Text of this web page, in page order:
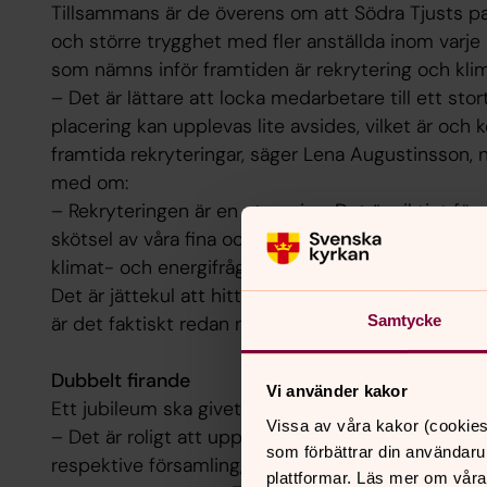
Samtycke
Vi använder kakor
Vissa av våra kakor
som förbättrar din
plattformar. Läs mer om
Tillsammans är de överens om att Södra Tjusts
och större trygghet med fler anställda inom
som nämns inför framtiden är rekrytering och
– Det är lättare att locka medarbetare till ett
placering kan upplevas lite avsides, vilket är och
framtida rekryteringar, säger Lena Augustinsson,
med om:
– Rekryteringen är en utmaning. Det är viktigt
skötsel av våra fina och välskötta kyrkogårdar
klimat- och energifrågan och arbetet med
Det är jättekul att hitta klimatsmarta lösningar.
är det faktiskt redan nu till stor del.
Dubbelt firande
Ett jubileum ska givetvis firas, så också för Södra
– Det är roligt att uppmärksamma vårt jubileum.
respektive församling, men vi känner oss också